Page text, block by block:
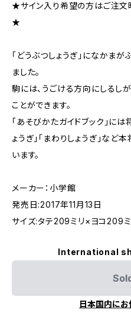
★サイン入り希望の方はご注文
★
「どうぶつしょうぎ」になかま
ました。
駒には、うごける方向にしるし
ことができます。
「あそびかたガイドブック」に
ょうぎ」「まわりしょうぎ」な
います。
メーカー：小学館
発売日:2017年11月13日
サイズ:タテ209ミリ×ヨコ209
International
日本国内に